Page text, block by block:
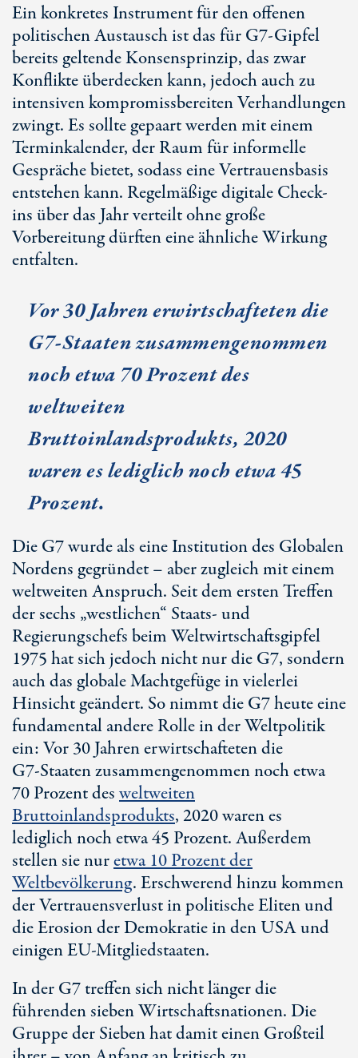
Ein konkretes Instrument für den offenen
politischen Austausch ist das fürG7-Gipfel
bereits geltende Konsensprinzip, das zwar
Konflikte überdecken kann, jedoch auch zu
intensiven kompromissbereiten Verhandlungen
zwingt. Es sollte gepaart werden mit einem
Terminkalender, der Raum für informelle
Gespräche bietet, sodass eine Vertrauensbasis
entstehen kann. Regelmäßige digitale Check-
ins über das Jahr verteilt ohne große
Vorbereitung dürften eine ähnliche Wirkung
entfalten.
Vor30 Jahren erwirtschafteten die
G7-Staaten zusammengenommen
noch etwa 70 Prozent des
weltweiten
Bruttoinlandsprodukts, 2020
waren es lediglich noch etwa 45
Prozent.
Die G7 wurde als eine Institution des Globalen
Nordens gegründet – aber zugleich mit einem
weltweiten Anspruch. Seit dem ersten Treffen
der sechs „westlichen“ Staats- und
Regierungschefs beim Weltwirtschaftsgipfel
1975 hat sich jedoch nicht nur die G7, sondern
auch das globale Machtgefüge in vielerlei
Hinsicht geändert. So nimmt die G7 heute eine
fundamental andere Rolle in der Weltpolitik
ein: Vor30 Jahren erwirtschafteten die
G7-Staaten zusammengenommen noch etwa
70 Prozent desweltweiten
Bruttoinlandsprodukts, 2020 waren es
lediglich noch etwa45 Prozent. Außerdem
stellen sie nuretwa10 Prozent der
Weltbevölkerung. Erschwerend hinzu kommen
der Vertrauensverlust in politische Eliten und
die Erosion der Demokratie in den USA und
einigen EU-Mitgliedstaaten.
In der G7 treffen sich nicht länger die
führenden sieben Wirtschaftsnationen. Die
Gruppe der Sieben hat damit einen Großteil